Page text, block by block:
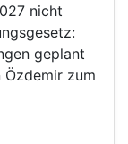
nicht
geplant
zum